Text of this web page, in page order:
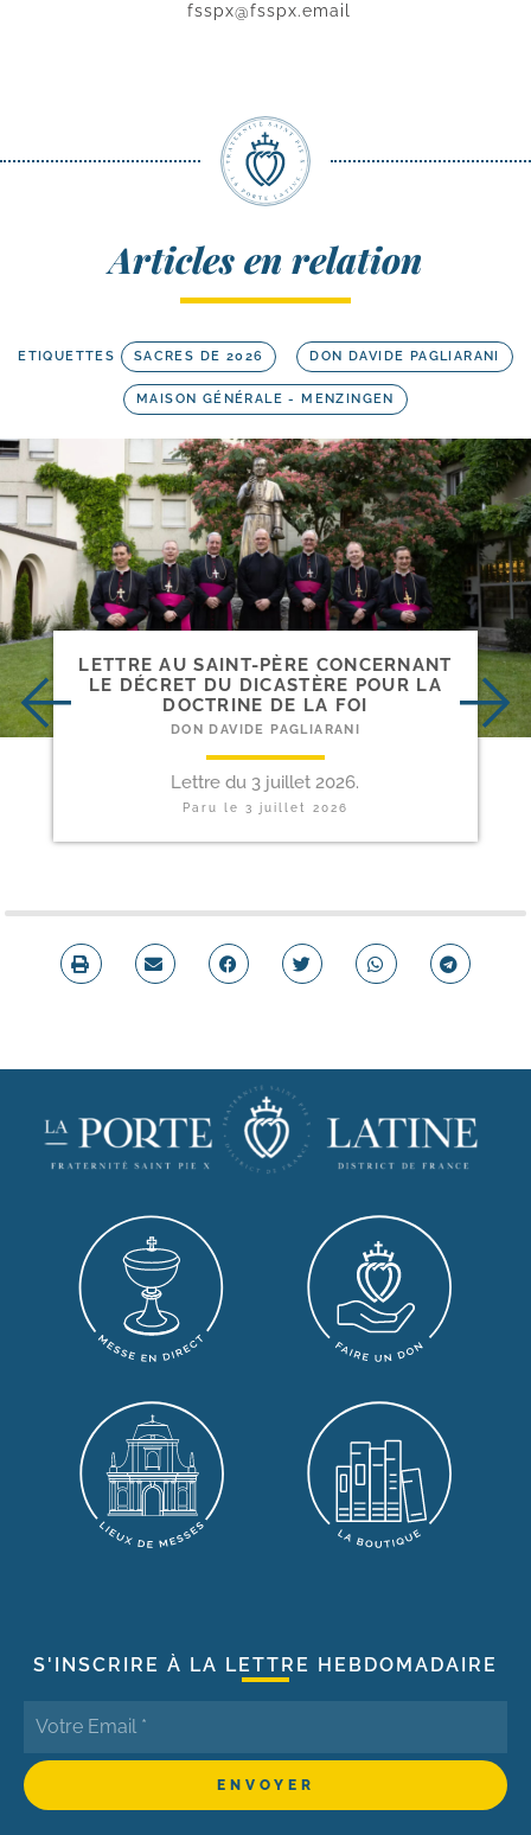
fsspx@fsspx.email
Articles en relation
ETIQUETTES SACRES DE 2026 DON DAVIDE PAGLIARANI
MAISON GÉNÉRALE - MENZINGEN
LETTRE AU SAINT-​PÈRE CONCERNANT
LE DÉCRET DU DICASTÈRE POUR LA
DOCTRINE DE LA FOI
DON DAVIDE PAGLIARANI
Lettre du 3 juillet 2026.
Paru le 3 juillet 2026
S'INSCRIRE À LA LETTRE HEBDOMADAIRE